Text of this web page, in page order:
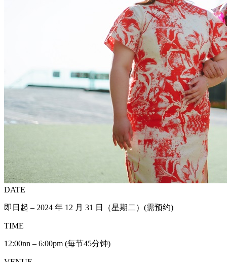
DATE
即日起 – 2024 年 12 月 31 日（星期二）(需预约)
TIME
12:00nn – 6:00pm (每节45分钟)